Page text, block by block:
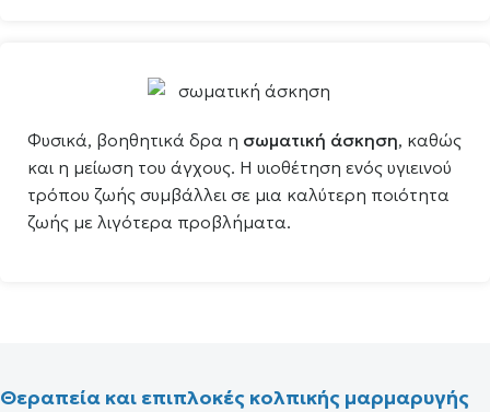
Φυσικά, βοηθητικά δρα η σωματική άσκηση, καθώς
και η μείωση του άγχους. Η υιοθέτηση ενός υγιεινού
τρόπου ζωής συμβάλλει σε μια καλύτερη ποιότητα
ζωής με λιγότερα προβλήματα.
Θεραπεία και επιπλοκές κολπικής μαρμαρυγής